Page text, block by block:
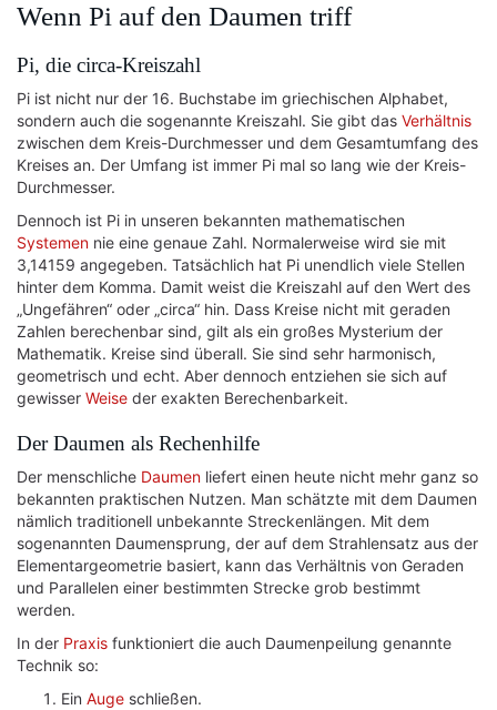
Wenn Pi auf den Daumen triff
Pi, die circa-Kreiszahl
Pi ist nicht nur der 16. Buchstabe im griechischen Alphabet,
sondern auch die sogenannte Kreiszahl. Sie gibt das Verhältnis
zwischen dem Kreis-Durchmesser und dem Gesamtumfang des
Kreises an. Der Umfang ist immer Pi mal so lang wie der Kreis-
Durchmesser.
Dennoch ist Pi in unseren bekannten mathematischen
Systemen nie eine genaue Zahl. Normalerweise wird sie mit
3,14159 angegeben. Tatsächlich hat Pi unendlich viele Stellen
hinter dem Komma. Damit weist die Kreiszahl auf den Wert des
„Ungefähren“ oder „circa“ hin. Dass Kreise nicht mit geraden
Zahlen berechenbar sind, gilt als ein großes Mysterium der
Mathematik. Kreise sind überall. Sie sind sehr harmonisch,
geometrisch und echt. Aber dennoch entziehen sie sich auf
gewisser Weise der exakten Berechenbarkeit.
Der Daumen als Rechenhilfe
Der menschliche Daumen liefert einen heute nicht mehr ganz so
bekannten praktischen Nutzen. Man schätzte mit dem Daumen
nämlich traditionell unbekannte Streckenlängen. Mit dem
sogenannten Daumensprung, der auf dem Strahlensatz aus der
Elementargeometrie basiert, kann das Verhältnis von Geraden
und Parallelen einer bestimmten Strecke grob bestimmt
werden.
In der Praxis funktioniert die auch Daumenpeilung genannte
Technik so:
Ein Auge schließen.